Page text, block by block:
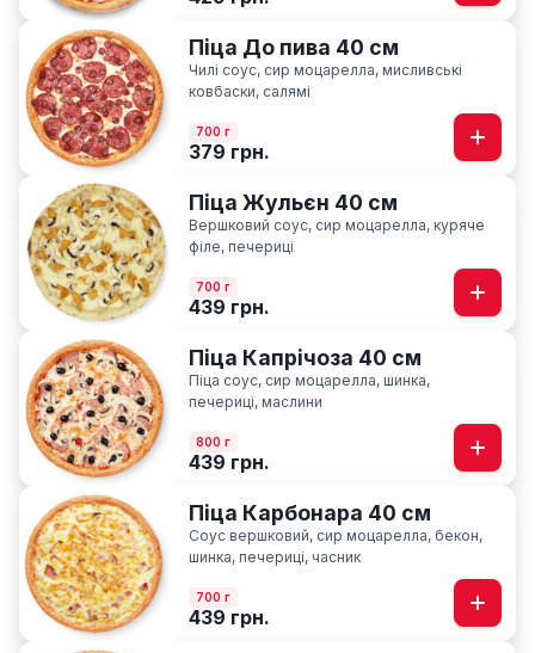
Піца До пива 40 см
Чилі соус, сир моцарелла, мисливські
ковбаски, салямі
700 г
379 грн.
Піца Жульєн 40 см
Вершковий соус, сир моцарелла, куряче
філе, печериці
700 г
439 грн.
Піца Капрічоза 40 см
Піца соус, сир моцарелла, шинка,
печериці, маслини
800 г
439 грн.
Піца Карбонара 40 см
Соус вершковий, сир моцарелла, бекон,
шинка, печериці, часник
700 г
439 грн.